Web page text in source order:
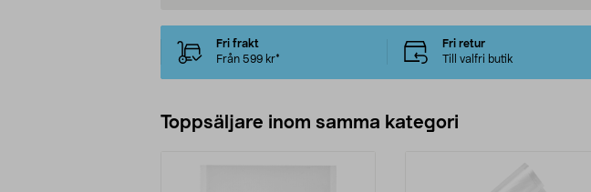
Fri frakt
Från 599 kr*
Fri retur
Till valfri butik
Toppsäljare inom samma kategori